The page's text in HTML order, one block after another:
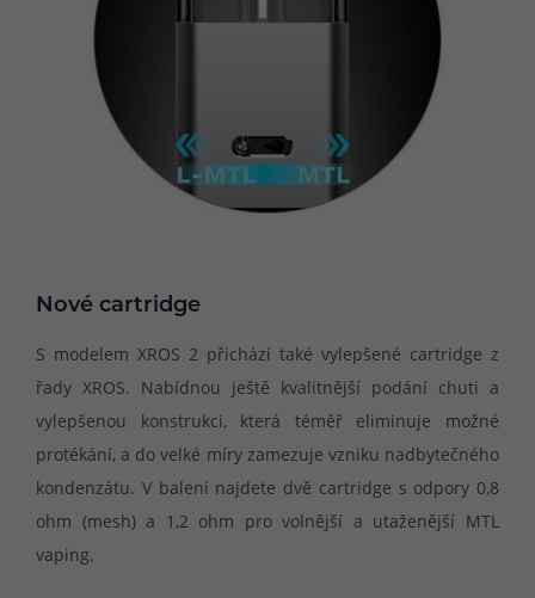
Nové cartridge
S modelem XROS 2 přichází také vylepšené cartridge z
řady XROS. Nabídnou ještě kvalitnější podání chuti a
vylepšenou konstrukci, která téměř eliminuje možné
protékání, a do velké míry zamezuje vzniku nadbytečného
kondenzátu. V balení najdete dvě cartridge s odpory 0,8
ohm (mesh) a 1,2 ohm pro volnější a utaženější MTL
vaping.